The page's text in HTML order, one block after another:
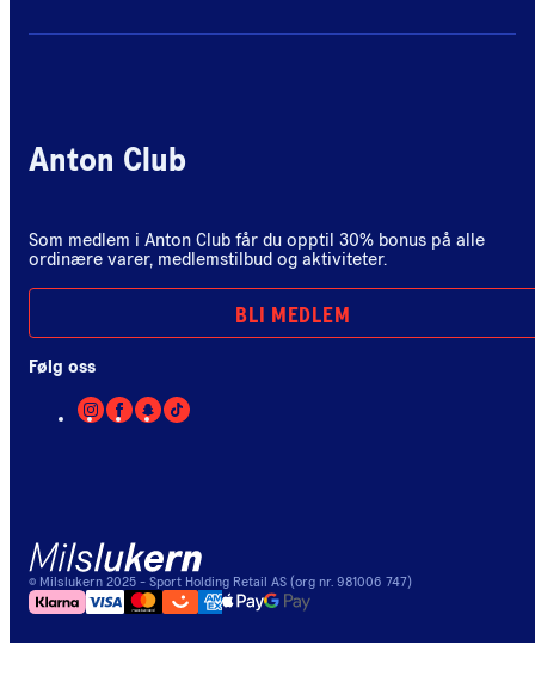
Anton Club
Som medlem i Anton Club får du opptil 30% bonus på alle
ordinære varer, medlemstilbud og aktiviteter.
BLI MEDLEM
Følg oss
© Milslukern 2025 - Sport Holding Retail AS (org nr. 981006 747)